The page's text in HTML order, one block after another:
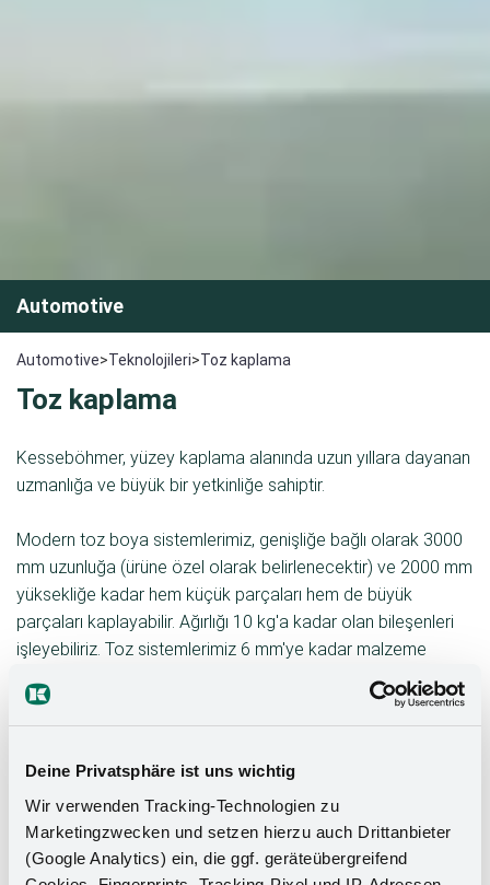
Deine Privatsphäre ist uns wichtig
Wir verwenden Tracking-Technologien zu
Marketingzwecken und setzen hierzu auch Drittanbieter
(Google Analytics) ein, die ggf. geräteübergreifend
Automotive
Automotive>Teknolojileri>Toz kaplama
Toz kaplama
Kesseböhmer, yüzey kaplama alanında uzun yıllara dayanan
uzmanlığa ve büyük bir yetkinliğe sahiptir.
Modern toz boya sistemlerimiz, genişliğe bağlı olarak 3000
mm uzunluğa (ürüne özel olarak belirlenecektir) ve 2000 mm
yüksekliğe kadar hem küçük parçaları hem de büyük
parçaları kaplayabilir. Ağırlığı 10 kg'a kadar olan bileşenleri
işleyebiliriz. Toz sistemlerimiz 6 mm'ye kadar malzeme
Ticaret ve sanayi için profesyonel toz boya, metal boyama
korozyona dayanıklı ve son derece dekoratif bir işlem
olarak kabul edilir.